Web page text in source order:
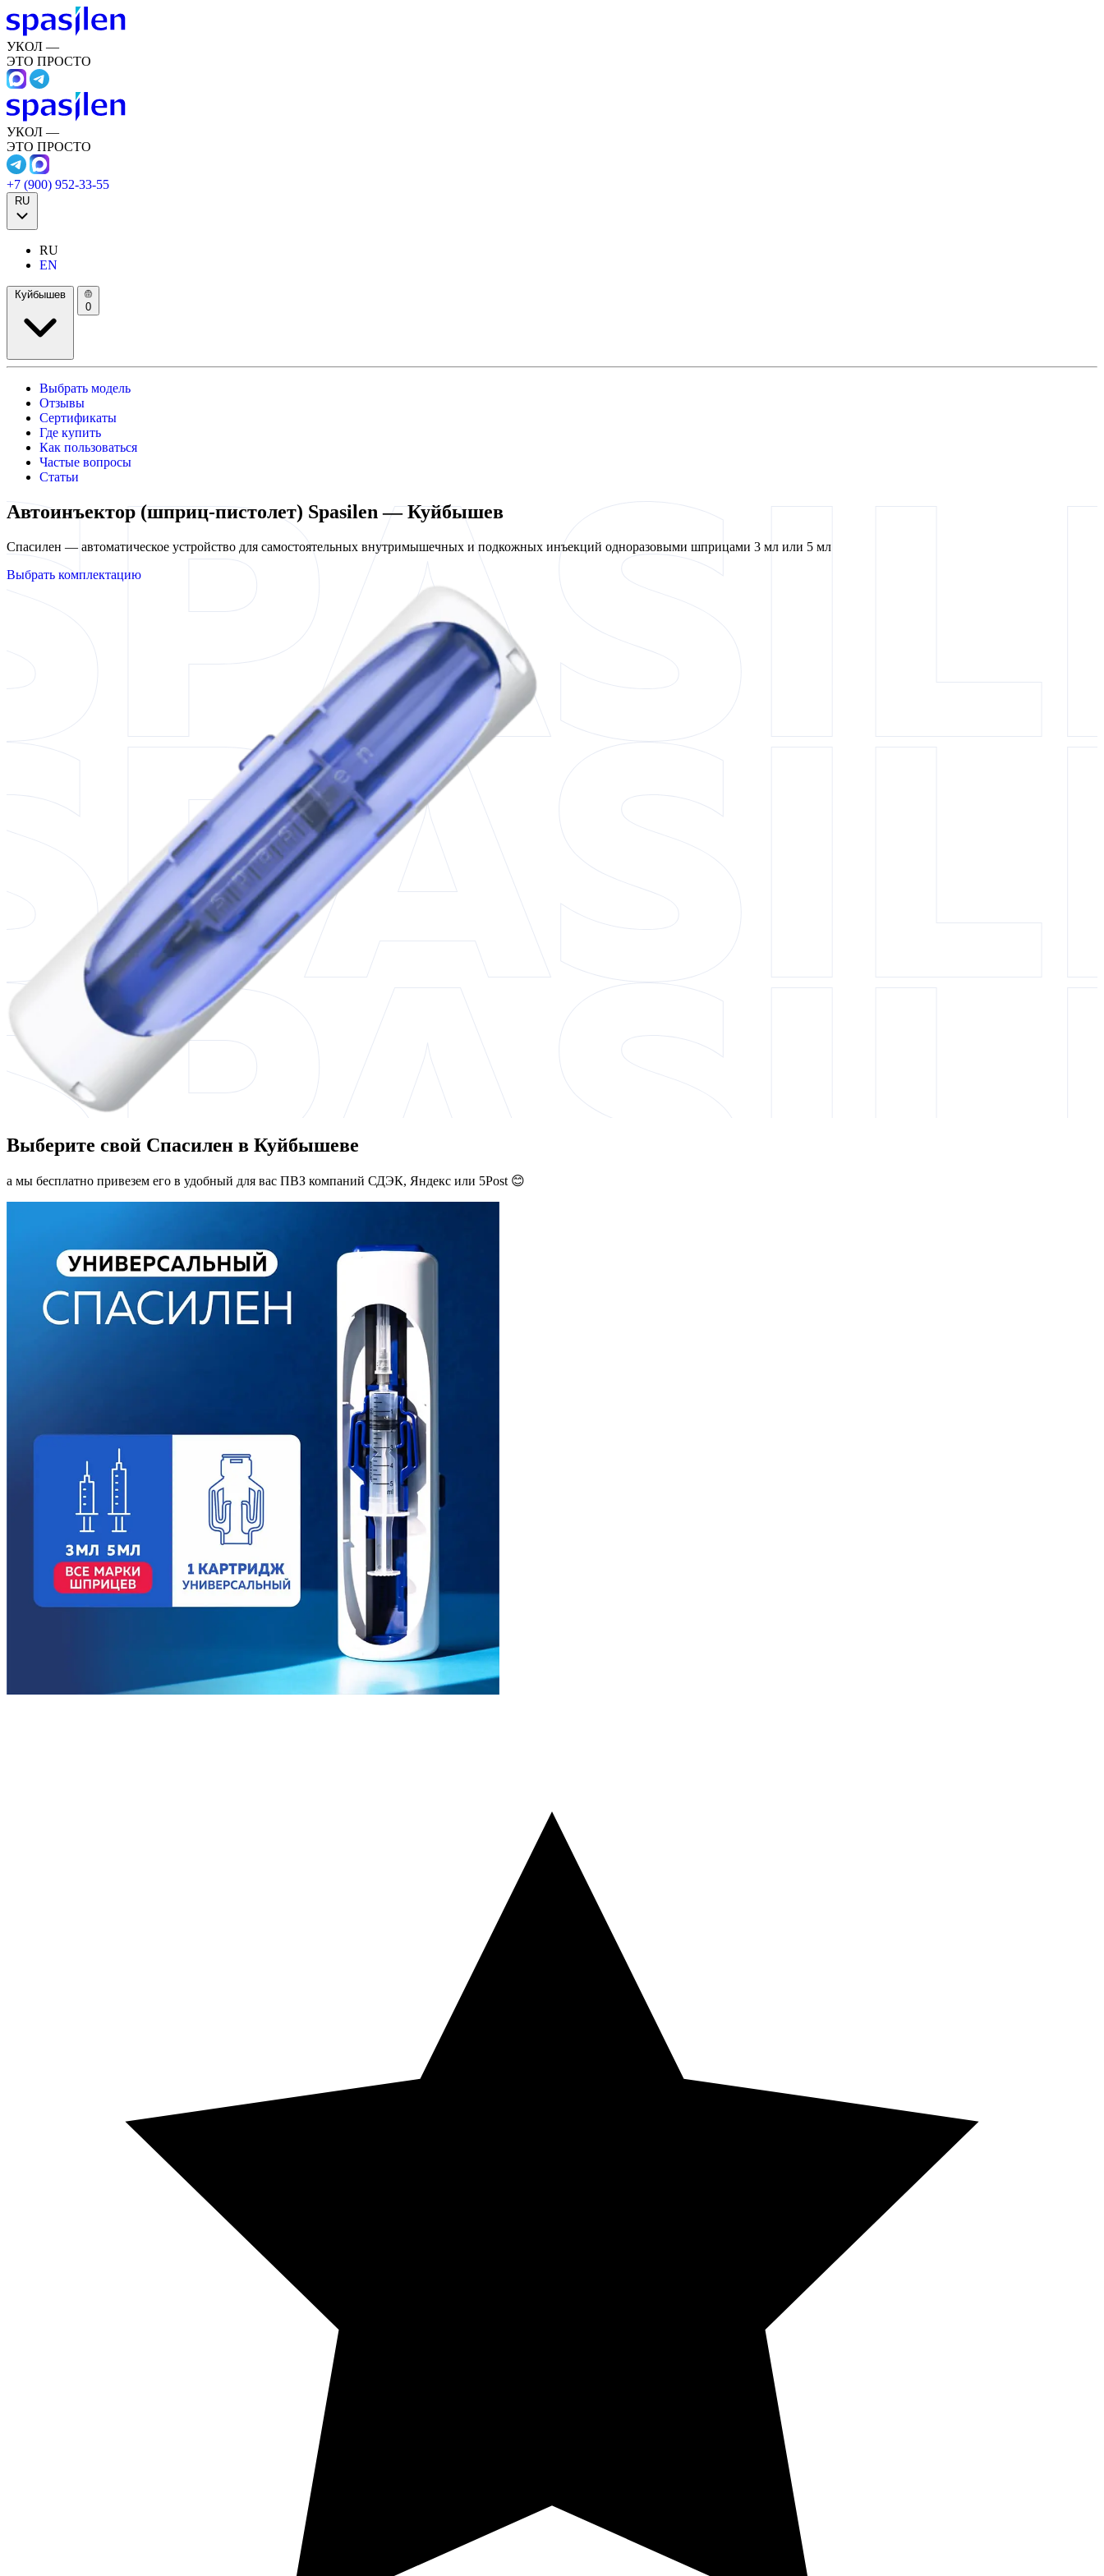
УКОЛ —
ЭТО ПРОСТО
УКОЛ —
ЭТО ПРОСТО
+7 (900) 952-33-55
RU
RU
EN
Куйбышев
0
Выбрать модель
Отзывы
Сертификаты
Где купить
Как пользоваться
Частые вопросы
Статьи
Автоинъектор (шприц-пистолет) Spasilen — Куйбышев
Спасилен — автоматическое устройство для самостоятельных внутримышечных и подкожных инъекций одноразовыми шприцами 3 мл или 5 мл
Выбрать комплектацию
Выберите свой Спасилен в Куйбышеве
а мы бесплатно привезем его в удобный для вас ПВЗ компаний СДЭК, Яндекс или 5Post 😊